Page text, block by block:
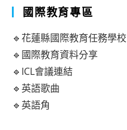
國際教育專區
🔹花蓮縣國際教育任務學校
🔹國際教育資料分享
🔹ICL會議連結
🔹英語歌曲
🔹英語角